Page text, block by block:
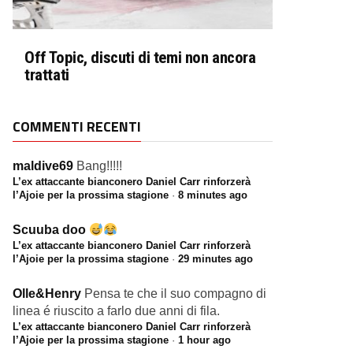
Off Topic, discuti di temi non ancora
trattati
COMMENTI RECENTI
maldive69 Bang!!!!!
L’ex attaccante bianconero Daniel Carr rinforzerà
l’Ajoie per la prossima stagione · 8 minutes ago
Scuuba doo
L’ex attaccante bianconero Daniel Carr rinforzerà
l’Ajoie per la prossima stagione · 29 minutes ago
Olle&Henry Pensa te che il suo compagno di
linea é riuscito a farlo due anni di fila.
L’ex attaccante bianconero Daniel Carr rinforzerà
l’Ajoie per la prossima stagione · 1 hour ago